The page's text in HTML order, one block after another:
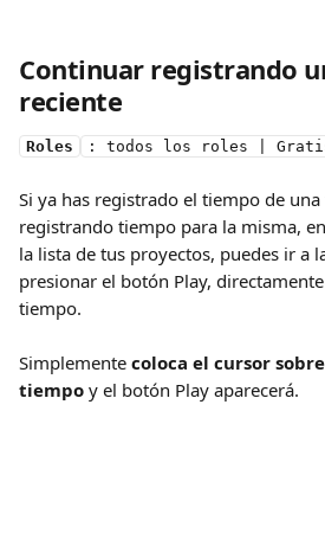
Continuar registrando
reciente
Roles : todos los roles |
Si ya has registrado el tiempo de
registrando tiempo para la misma,
la lista de tus proyectos, puedes ir a
presionar el botón Play,
tiempo.
Simplemente coloca el cursor
tiempo y el botón Play aparecerá.